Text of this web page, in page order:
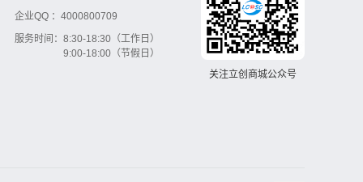
企业QQ ： 4000800709
服务时间： 8:30-18:30（工作日）
9:00-18:00（节假日）
关注立创商城公众号